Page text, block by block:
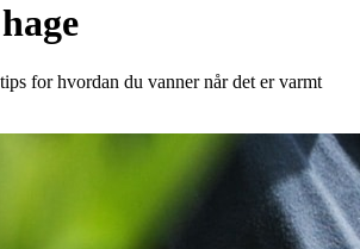
for hvordan du vanner når det er varmt